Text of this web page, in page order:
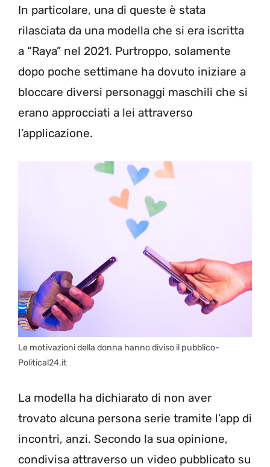
In particolare, una di queste è stata
rilasciata da una modella che si era iscritta
a “Raya” nel 2021. Purtroppo, solamente
dopo poche settimane ha dovuto iniziare a
bloccare diversi personaggi maschili che si
erano approcciati a lei attraverso
l’applicazione.
Le motivazioni della donna hanno diviso il pubblico-
Political24.it
La modella ha dichiarato di non aver
trovato alcuna persona serie tramite l’app di
incontri, anzi. Secondo la sua opinione,
condivisa attraverso un video pubblicato su